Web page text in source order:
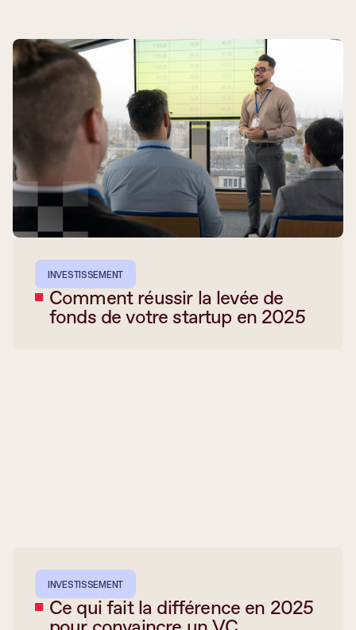
INVESTISSEMENT
Comment réussir la levée de
fonds de votre startup en 2025
INVESTISSEMENT
Ce qui fait la différence en 2025